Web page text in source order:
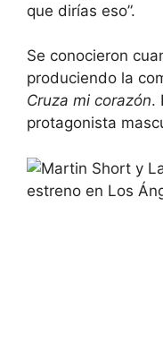
que dirías eso”.
Se conocieron
produciendo la
Cruza mi corazón.
protagonista